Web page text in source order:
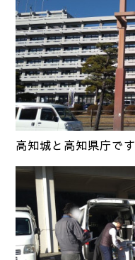
高知城と高知県庁です